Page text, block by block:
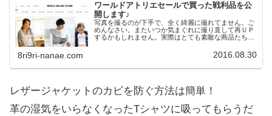
ワールドアトリエセールで買った戦利品を公
開します♪
写真を撮るのが下手で、全く綺麗に撮れてません。ご
めんなさい。またいつか気まぐれに撮り直して再ＵＰ
するかもしれません。実際はとても素敵な商品たちで
た！その時の戦利品を公開しますね。全て70％オフ
8ri9ri-nanae.com 2016.08.30
レザージャケットのカビを防ぐ方法は簡単！
革の湿気をいらなくなったTシャツに吸ってもらうだ